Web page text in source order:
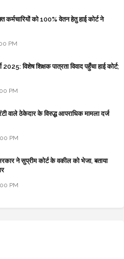
कर्मचारियों को 100% वेतन हेतु हाई कोर्ट ने
PM
2025: विशेष शिक्षक पात्रता विवाद पहुँचा हाई कोर्ट;
PM
वाले ठेकेदार के विरुद्ध आपराधिक मामला दर्ज
PM
ने सुप्रीम कोर्ट के वकील को भेजा, बताया
PM